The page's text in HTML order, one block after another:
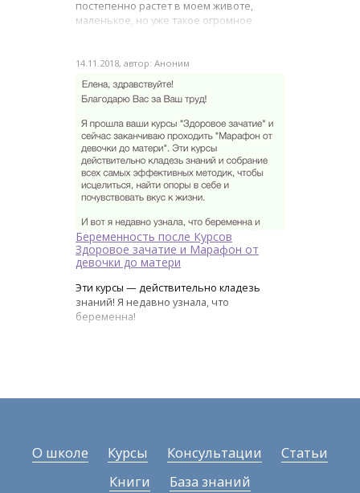
постепенно растет в моем животе,
маленькое, но уже такое огромное
14.11.2018, автор: Аноним
Беременность после Курсов
Здоровое зачатие и Марафон от
девочки до матери
Эти курсы — действительно кладезь
знаний! Я недавно узнала, что
беременна!
О школе Курсы Консультации
Статьи
Книги
База знаний